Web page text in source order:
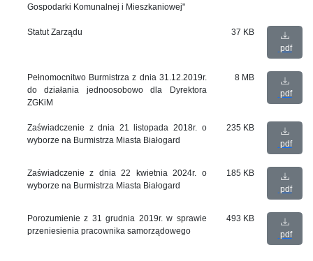
Gospodarki Komunalnej i Mieszkaniowej"
Statut Zarządu
37 KB
pdf
Pełnomocnitwo Burmistrza z dnia 31.12.2019r.
do działania jednoosobowo dla Dyrektora
ZGKiM
8 MB
pdf
Zaświadczenie z dnia 21 listopada 2018r. o
wyborze na Burmistrza Miasta Białogard
235 KB
pdf
Zaświadczenie z dnia 22 kwietnia 2024r. o
wyborze na Burmistrza Miasta Białogard
185 KB
pdf
Porozumienie z 31 grudnia 2019r. w sprawie
przeniesienia pracownika samorządowego
493 KB
pdf